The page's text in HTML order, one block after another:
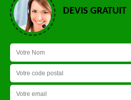
DEVIS GRATUIT